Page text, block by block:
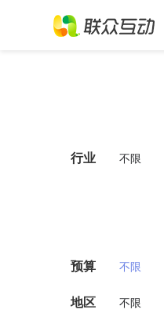
行业 不限
预算 不限
地区 不限